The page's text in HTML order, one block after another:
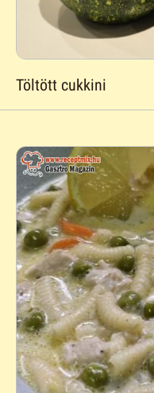
Töltött cukkini